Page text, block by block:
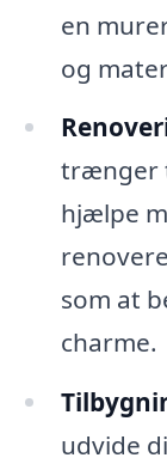
en
og
trænger
hjælpe
som at
charme.
udvide